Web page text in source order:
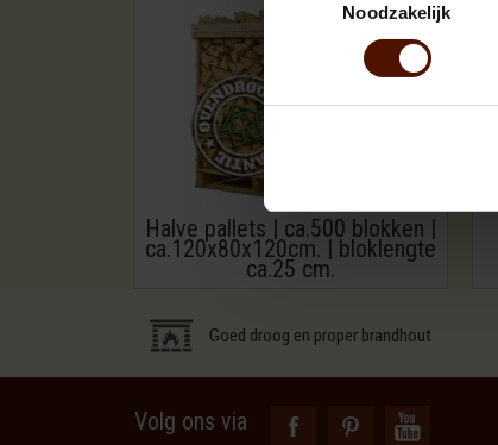
Noodzakelijk
Halve pallets | ca.500 blokken |
ca.120x80x120cm. | bloklengte
ca.25 cm.
Goed droog en proper brandhout
Volg ons via